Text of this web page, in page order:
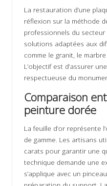
La restauration d’une
réflexion sur la méthode
professionnels du
solutions adaptées aux
comme le granit, le
L’objectif est d’assurer
respectueuse du
Comparaison
peinture dorée
La feuille d’or représente
de gamme. Les artisans
carats pour garantir une
technique demande une
s’applique avec un